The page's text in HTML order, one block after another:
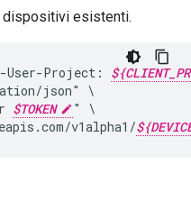
dispositivi esistenti.
User-Project:
json"
$TOKEN "
v1alpha1/